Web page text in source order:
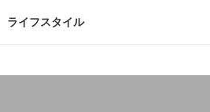
ライフスタイル